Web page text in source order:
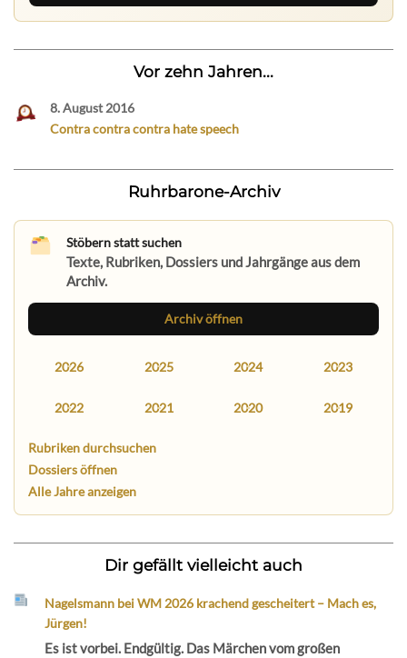
Vor zehn Jahren...
8. August 2016
Contra contra contra hate speech
Ruhrbarone-Archiv
Stöbern statt suchen
Texte, Rubriken, Dossiers und Jahrgänge aus dem
Archiv.
Archiv öffnen
2026 2025 2024 2023
2022 2021 2020 2019
Rubriken durchsuchen
Dossiers öffnen
Alle Jahre anzeigen
Dir gefällt vielleicht auch
Nagelsmann bei WM 2026 krachend gescheitert – Mach es,
Jürgen!
Es ist vorbei. Endgültig. Das Märchen vom großen